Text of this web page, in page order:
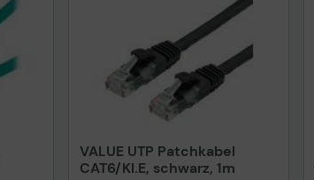
VALUE UTP Patchkabel
CAT6/Kl.E, schwarz, 1m